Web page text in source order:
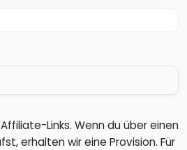
Links. Wenn du über einen
erhalten wir eine Provision. Für